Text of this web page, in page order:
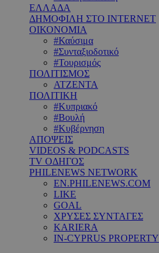
ΕΛΛΑΔΑ
ΔΗΜΟΦΙΛΗ ΣΤΟ INTERNET
ΟΙΚΟΝΟΜΙΑ
#Καύσιμα
#Συνταξιοδοτικό
#Τουρισμός
ΠΟΛΙΤΙΣΜΟΣ
ΑΤΖΕΝΤΑ
ΠΟΛΙΤΙΚΗ
#Κυπριακό
#Βουλή
#Κυβέρνηση
ΑΠΟΨΕΙΣ
VIDEOS & PODCASTS
TV ΟΔΗΓΟΣ
PHILENEWS NETWORK
EN.PHILENEWS.COM
LIKE
GOAL
ΧΡΥΣΕΣ ΣΥΝΤΑΓΕΣ
KARIERA
IN-CYPRUS PROPERTY